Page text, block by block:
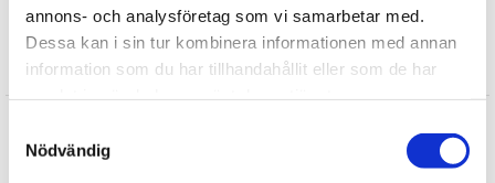
annons- och analysföretag som vi samarbetar med.
Dessa kan i sin tur kombinera informationen med annan
information som du har tillhandahållit eller som de har
Nödvändig
Recensioner
Jag är mycket nöjd med mittköp , koalan var precis så fin som jag